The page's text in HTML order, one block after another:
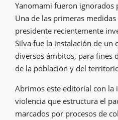
Yanomami fueron ignorados
Una de las primeras
presidente recientemente
Silva fue la instalación de un
diversos ámbitos, para fines
de la población y del
Abrimos este editorial con la
violencia que estructura el
marcados por procesos de